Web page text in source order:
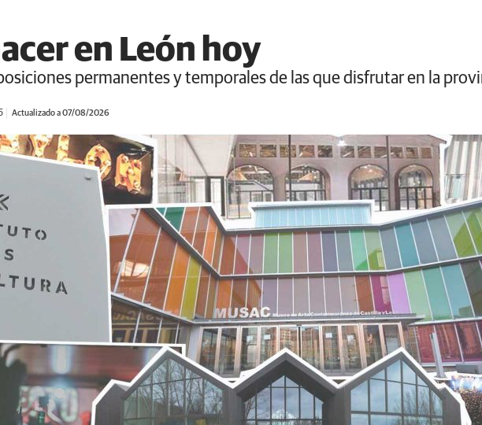
en León hoy
permanentes y temporales de las que disfrutar en la
Actualizado a 07/08/2026